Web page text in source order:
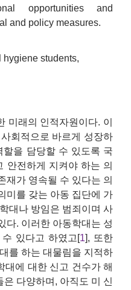
opportunities and
and policy measures.
students,
미래의 인적자원이다. 이
회적으로 바르게 성장하
할을 담당할 수 있도록 국
안전하게 지켜야 하는 의
재가 영속될 수 있다는 의
미를 갖는 아동 집단에 가
대나 방임은 범죄이며 사
다. 이러한 아동학대는 성
있다고 하였고[1], 또한
를 하는 대물림을 지적하
대에 대한 신고 건수가 해
다양하며, 아직도 미 신